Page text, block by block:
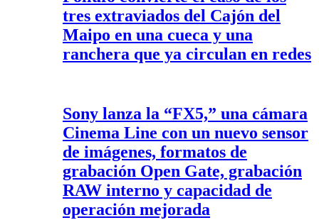
tres extraviados del Cajón del
Maipo en una cueca y una
ranchera que ya circulan en redes
Sony lanza la “FX5,” una cámara
Cinema Line con un nuevo sensor
de imágenes, formatos de
grabación Open Gate, grabación
RAW interno y capacidad de
operación mejorada